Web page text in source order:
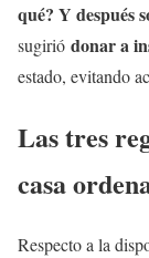
qué? Y después
sugirió donar a
estado, evitando
Las tres
casa
Respecto a la